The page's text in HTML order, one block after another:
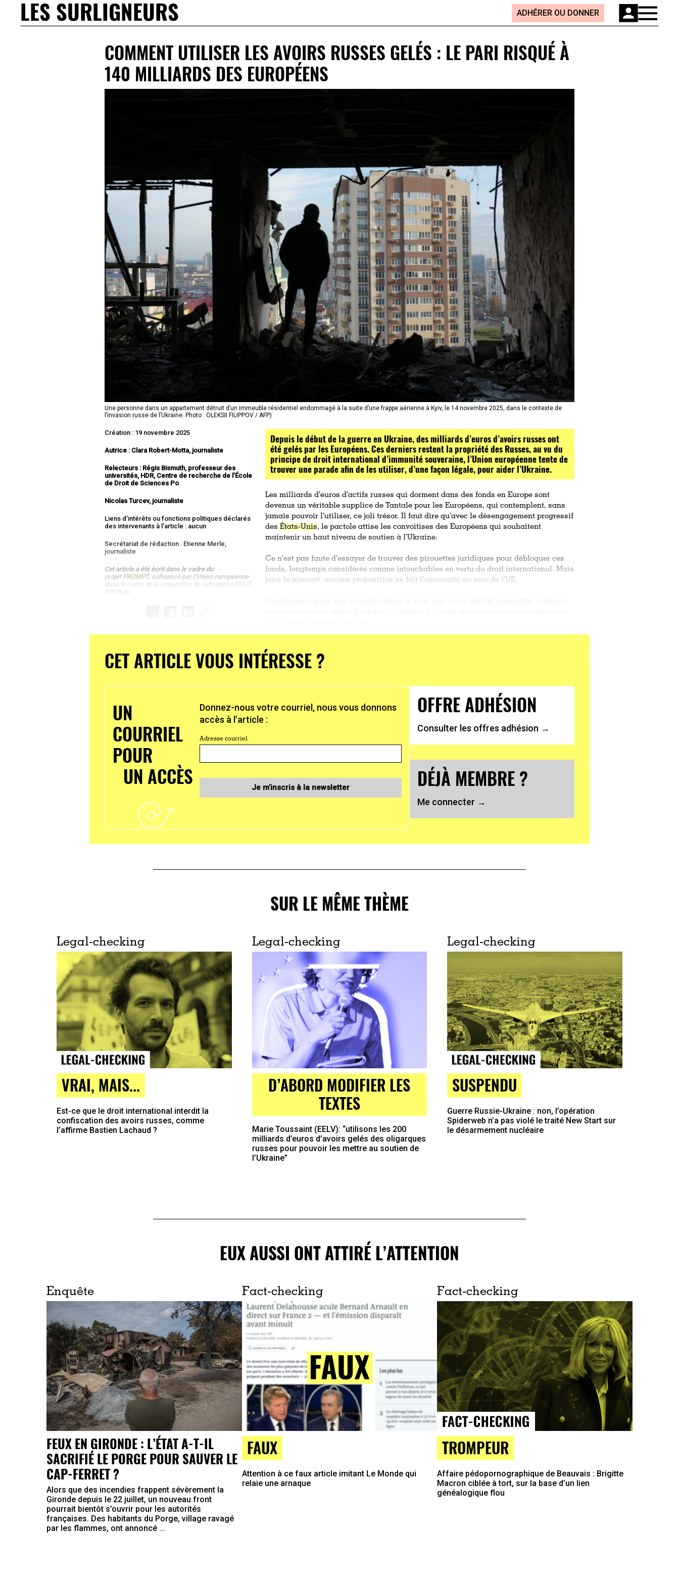
LES SURLIGNEURS ADHÉRER OU DONNER
COMMENT UTILISER LES AVOIRS RUSSES GELÉS : LE PARI RISQUÉ À
140 MILLIARDS DES EUROPÉENS
Une personne dans un appartement détruit d’un immeuble résidentiel endommagé à la suite d’une frappe aérienne à Kyiv, le 14 novembre 2025, dans le contexte de
l’invasion russe de l’Ukraine. Photo : OLEKSII FILIPPOV / AFP)
Création : 19 novembre 2025
Autrice : Clara Robert-Motta, journaliste
Relecteurs : Régis Bismuth, professeur des
universités, HDR, Centre de recherche de l’École
de Droit de Sciences Po
Nicolas Turcev, journaliste
Liens d’intérêts ou fonctions politiques déclarés
des intervenants à l’article : aucun
Secrétariat de rédaction : Etienne Merle,
journaliste
Cet article a été écrit dans le cadre du
projetPROMPT, cofinancé par l’Union européenne
dans le cadre de la convention de subvention ID LC-
Depuis le début de la guerre en Ukraine, des milliards d’euros d’avoirs russes ont
été gelés par les Européens. Ces derniers restent la propriété des Russes, au vu du
principe de droit international d’immunité souveraine, l’Union européenne tente de
trouver une parade afin de les utiliser, d’une façon légale, pour aider l’Ukraine.
Les milliards d’euros d’actifs russes qui dorment dans des fonds en Europe sont
devenus un véritable supplice de Tantale pour les Européens, qui contemplent, sans
jamais pouvoir l’utiliser, ce joli trésor. Il faut dire qu’avec le désengagement progressif
desÉtats-Unis, le pactole attise les convoitises des Européens qui souhaitent
maintenir un haut niveau de soutien à l’Ukraine.
Ce n’est pas faute d’essayer de trouver des pirouettes juridiques pour débloquer ces
fonds, longtemps considérés comme intouchables en vertu du droit international. Mais
pour le moment, aucune proposition ne fait l’unanimité au sein de l’UE.
CET ARTICLE VOUS INTÉRESSE ?
UN
COURRIEL
POUR
UN ACCÈS
Donnez-nous votre courriel, nous vous donnons
accès à l’article :
Adresse courriel
Je m’inscris à la newsletter
OFFRE ADHÉSION
Consulter les offres adhésion →
DÉJÀ MEMBRE ?
Me connecter →
SUR LE MÊME THÈME
Legal-checking
VRAI, MAIS...
Est-ce que le droit international interdit la
confiscation des avoirs russes, comme
l’affirme Bastien Lachaud ?
Legal-checking
D’ABORD MODIFIER LES
TEXTES
Marie Toussaint (EELV): “utilisons les 200
milliards d’euros d’avoirs gelés des oligarques
russes pour pouvoir les mettre au soutien de
l’Ukraine”
Legal-checking
SUSPENDU
Guerre Russie-Ukraine : non, l’opération
Spiderweb n’a pas violé le traité New Start sur
le désarmement nucléaire
EUX AUSSI ONT ATTIRÉ L’ATTENTION
Enquête
FEUX EN GIRONDE : L’ÉTAT A-T-IL
SACRIFIÉ LE PORGE POUR SAUVER LE
CAP-FERRET ?
Alors que des incendies frappent sévèrement la
Gironde depuis le 22 juillet, un nouveau front
pourrait bientôt s’ouvrir pour les autorités
françaises. Des habitants du Porge, village ravagé
par les flammes, ont annoncé ...
Fact-checking
FAUX
Attention à ce faux article imitant Le Monde qui
relaie une arnaque
Fact-checking
TROMPEUR
Affaire pédopornographique de Beauvais : Brigitte
Macron ciblée à tort, sur la base d’un lien
généalogique flou